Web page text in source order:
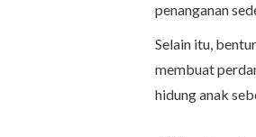
penanganan
Selain itu,
membuat
hidung anak